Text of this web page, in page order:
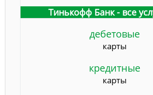
Тинькофф Банк - все
дебетовые
карты
кредитные
карты